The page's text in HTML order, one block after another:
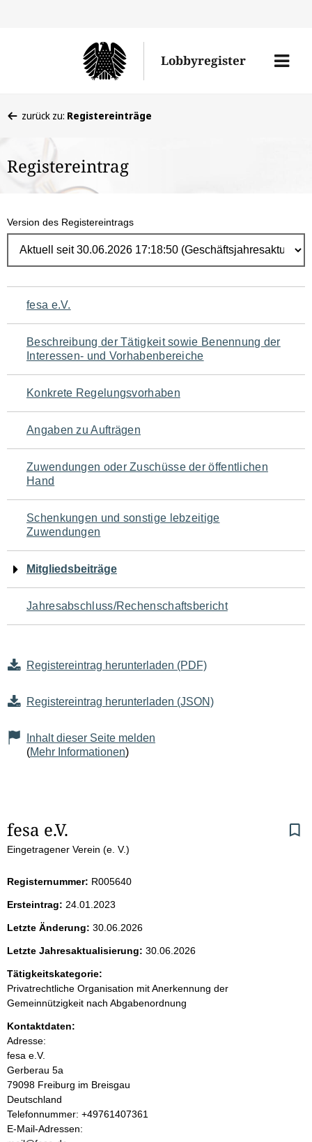
Lobbyregister
Menü
befinden
hier:
zurück zu: Registereinträge
Registereintrag
Version des Registereintrags
Navigation
für
den
Seiteninhalt
fesa e.V.
Beschreibung der Tätigkeit sowie Benennung der
Interessen- und Vorhabenbereiche
Konkrete Regelungsvorhaben
Angaben zu Aufträgen
Zuwendungen oder Zuschüsse der öffentlichen
Hand
Schenkungen und sonstige lebzeitige
Zuwendungen
Mitgliedsbeiträge
Jahresabschluss/Rechenschaftsbericht
Registereintrag herunterladen (PDF)
Registereintrag herunterladen (JSON)
Inhalt dieser Seite melden
(Mehr Informationen)
S
e
i
t
e
n
i
n
h
a
l
fesa e.V.
Eingetragener Verein (e. V.)
Registernummer: R005640
Ersteintrag: 24.01.2023
Letzte Änderung: 30.06.2026
Letzte Jahresaktualisierung: 30.06.2026
Tätigkeitskategorie:
Privatrechtliche Organisation mit Anerkennung der
Gemeinnützigkeit nach Abgabenordnung
Kontaktdaten:
Adresse:
fesa e.V.
Gerberau 5a
79098 Freiburg im Breisgau
Deutschland
K
o
Telefonnummer: +49761407361
E-Mail-Adressen: